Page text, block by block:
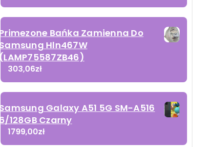
Primezone Bańka Zamienna Do
Samsung Hln467W
(LAMP75587ZB46)
303,06zł
Samsung Galaxy A51 5G SM-A516
6/128GB Czarny
1799,00zł